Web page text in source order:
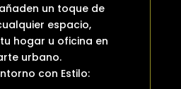
un toque de
espacio,
hogar u oficina en
urbano.
con Estilo: